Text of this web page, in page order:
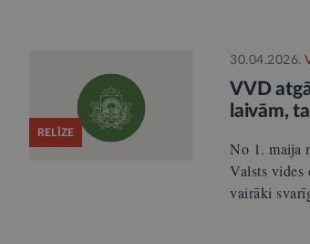
RELĪZE
30.04.2026.
VVD
laivām,
No 1. maija
Valsts vides
vairāki